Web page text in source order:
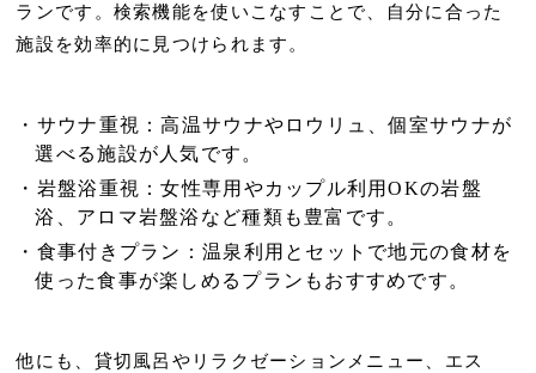
ランです。検索機能を使いこなすことで、自分に合った
施設を効率的に見つけられます。
サウナ重視 ：高温サウナやロウリュ、個室サウナが
選べる施設が人気です。
岩盤浴重視 ：女性専用やカップル利用OKの岩盤
浴、アロマ岩盤浴など種類も豊富です。
食事付きプラン ：温泉利用とセットで地元の食材を
使った食事が楽しめるプランもおすすめです。
他にも、貸切風呂やリラクゼーションメニュー、エス